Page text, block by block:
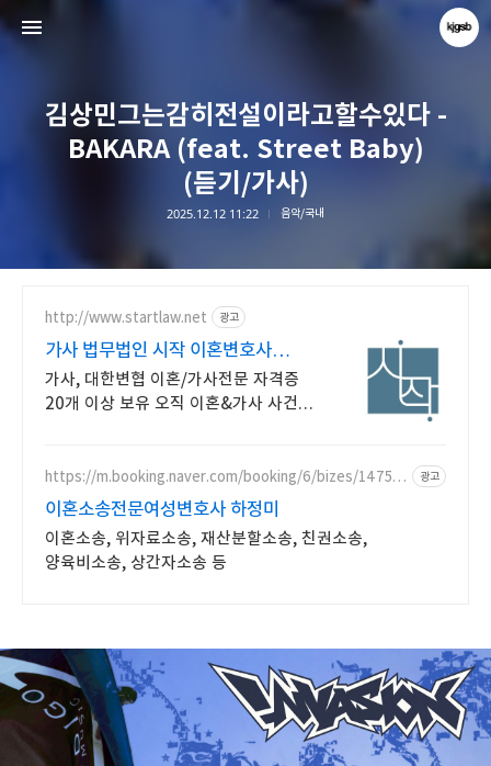
김상민그는감히전설이라고할수있다 -
BAKARA (feat. Street Baby)
(듣기/가사)
2025.12.12 11:22 음악/국내
http://www.startlaw.net 광고
가사 법무법인 시작 이혼변호사
24시간 비밀상담
가사, 대한변협 이혼/가사전문 자격증
20개 이상 보유 오직 이혼&가사 사건만
https://m.booking.naver.com/booking/6/bizes/14750
광고
이혼소송전문여성변호사 하정미
이혼소송, 위자료소송, 재산분할소송, 친권소송,
양육비소송, 상간자소송 등
kjgsb